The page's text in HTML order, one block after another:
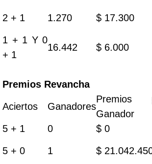
2 + 1 1.270 $ 17.300
1 + 1 Y 0
+ 1
16.442 $ 6.000
Premios Revancha
Aciertos Ganadores
Premios
Ganador
5 + 1 0 $ 0
5 + 0 1 $